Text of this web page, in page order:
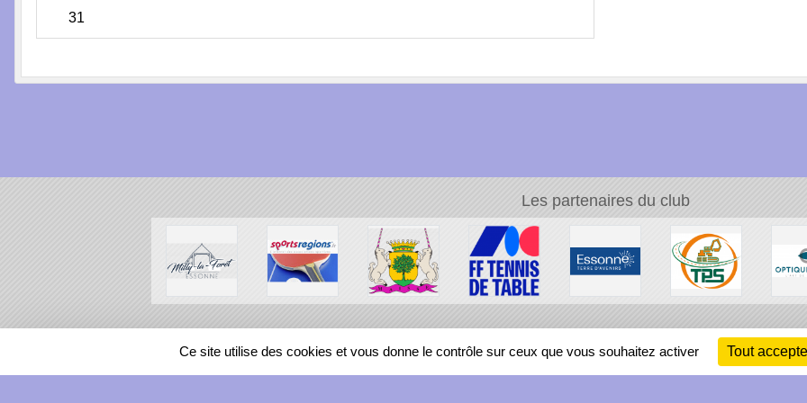
31
Les partenaires du club
REGIONS
Ce site utilise des cookies et vous donne le contrôle sur ceux que vous souhaitez activer Tout